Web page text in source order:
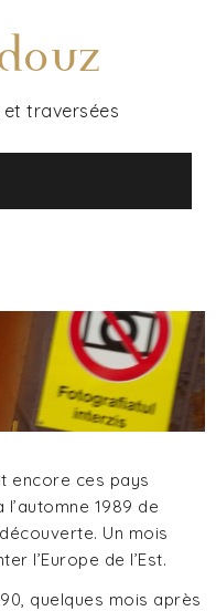
traversées
encore ces pays
1989 de
Un mois
l’Europe de l’Est.
quelques mois après